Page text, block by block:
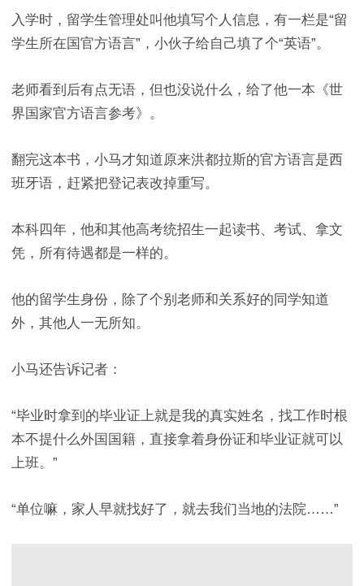
入学时，留学生管理处叫他填写个人信息，有一栏是“留
学生所在国官方语言”，小伙子给自己填了个“英语”。
老师看到后有点无语，但也没说什么，给了他一本《世
界国家官方语言参考》。
翻完这本书，小马才知道原来洪都拉斯的官方语言是西
班牙语，赶紧把登记表改掉重写。
本科四年，他和其他高考统招生一起读书、考试、拿文
凭，所有待遇都是一样的。
他的留学生身份，除了个别老师和关系好的同学知道
外，其他人一无所知。
小马还告诉记者：
“毕业时拿到的毕业证上就是我的真实姓名，找工作时根
本不提什么外国国籍，直接拿着身份证和毕业证就可以
上班。”
“单位嘛，家人早就找好了，就去我们当地的法院……”